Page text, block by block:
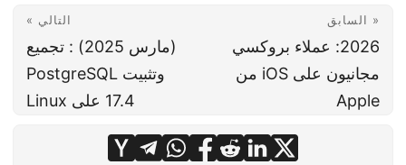
« السابق
2026: عملاء بروكسي
مجانيون على iOS من
Apple
التالي »
(مارس 2025) : تجميع
وتثبيت PostgreSQL
17.4 على Linux